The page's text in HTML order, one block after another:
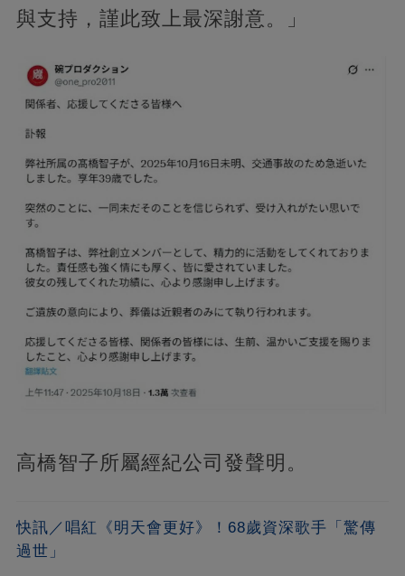
與支持，謹此致上最深謝意。」
高橋智子所屬經紀公司發聲明。
快訊／唱紅《明天會更好》！68歲資深歌手「驚傳
過世」